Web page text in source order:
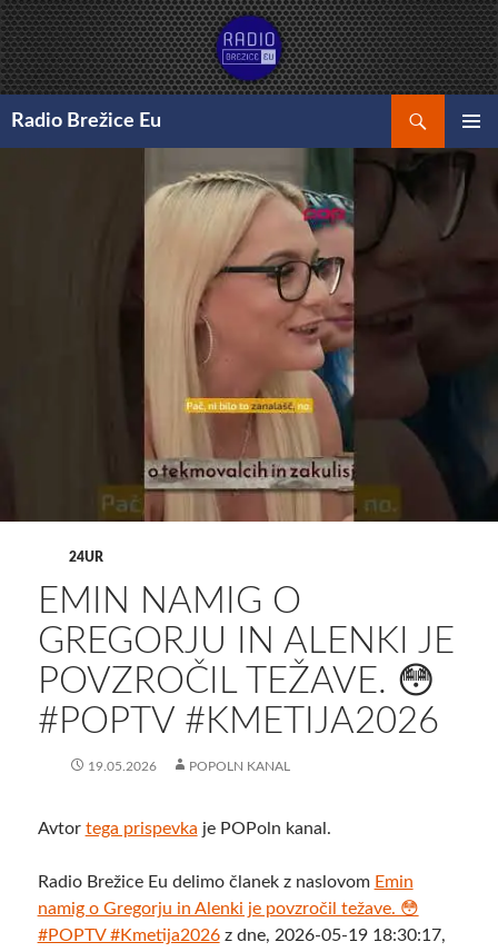
Preskoči
na
vsebino
Radio Brežice Eu
GLAVNI
MENI
24UR
EMIN NAMIG O
GREGORJU IN ALENKI JE
POVZROČIL TEŽAVE. 😳
#POPTV #KMETIJA2026
19.05.2026 POPOLN KANAL
Avtor tega prispevka je POPoln kanal.
Radio Brežice Eu delimo članek z naslovom Emin
namig o Gregorju in Alenki je povzročil težave. 😳
#POPTV #Kmetija2026z dne, 2026-05-19 18:30:17,